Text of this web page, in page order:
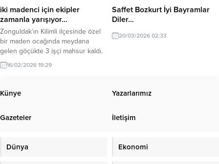
Yılmaz, Kulüp Başkanımız...
iki madenci için ekipler
zamanla yarışıyor…
Zonguldak’ın Kilimli ilçesinde özel
bir maden ocağında meydana
gelen göçükte 3 işçi mahsur kaldı.
İşçilerden biri sağ olarak
kurtarılırken, yer altındaki 2
seferber oldu. Zonguldak’ın Kilimli
ilçesine bağlı Gelik beldesi
Bektaş’a (Bektaşlar Firması) ait özel
göçük...
16/02/2026 19:29
Saffet Bozkurt İyi Bayramlar
Diler…
20/03/2026 02:33
Künye Yazarlarımız
Gazeteler İletişim
Dünya Ekonomi